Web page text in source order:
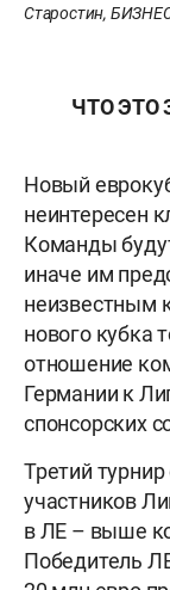
Старостин,
ЧТО ЭТО
Новый
неинтересен
Команды
иначе им
неизвестным
нового кубка
отношение
Германии к
спонсорских
Третий
участников
в ЛЕ – выше
Победитель